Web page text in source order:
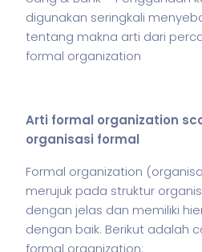
digunakan seringkali
tentang makna arti dari
formal organization
Arti formal organization
organisasi formal
Formal organization
merujuk pada struktur
dengan jelas dan memiliki
dengan baik. Berikut adalah
formal organization: